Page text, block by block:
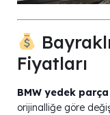
Fiyatları
BMW yedek
orijinalliğe göre